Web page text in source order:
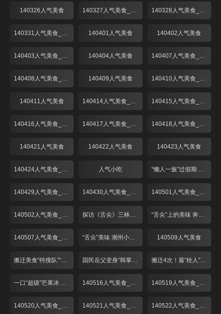
140326人气美食 140327人气美食_001 140328人气美食_001
140331人气美食_001 140401人气美食 140402人气美食
140403人气美食_001 140404人气美食 140407人气美食_001
140408人气美食_001 140409人气美食 140410人气美食_001
140411人气美食 140414人气美食_001 140415人气美食_001
140416人气美食_001 140417人气美食_001 140418人气美食_001
140421人气美食 140422人气美食 140423人气美食
140424人气美食_001 人气小吃 “懒人一族”过假期 出游请客靠“熟食”！
140429人气美食_001 140430人气美食_001 140501人气美食_001
140502人气美食_001 探访《舌尖》三林塘 预定已到6月中 “舌尖”上的美味 奔跑中的“啫啫煲”
140507人气美食_001 “舌尖”美味 潮州小吃煎蚝烙 140509人气美食
搬迁美食“特搜队”“弄堂馄饨”再登场！ 国民岳父变身“韩掌柜” “粉丝”捧场菜名怪 搬迁4次！最“栓人”的生煎包！
一口“超级”芒果冰 一秒心情变夏天！ 140516人气美食_001 140519人气美食_001
140520人气美食_001 140521人气美食_001 140522人气美食_001